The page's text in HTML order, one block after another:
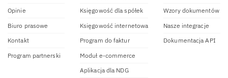
Opinie
Biuro prasowe
Kontakt
Program partnerski
Księgowość dla spółek
Księgowość internetowa
Program do faktur
Moduł e-commerce
Aplikacja dla NDG
Wzory dokumentów
Nasze integracje
Dokumentacja API